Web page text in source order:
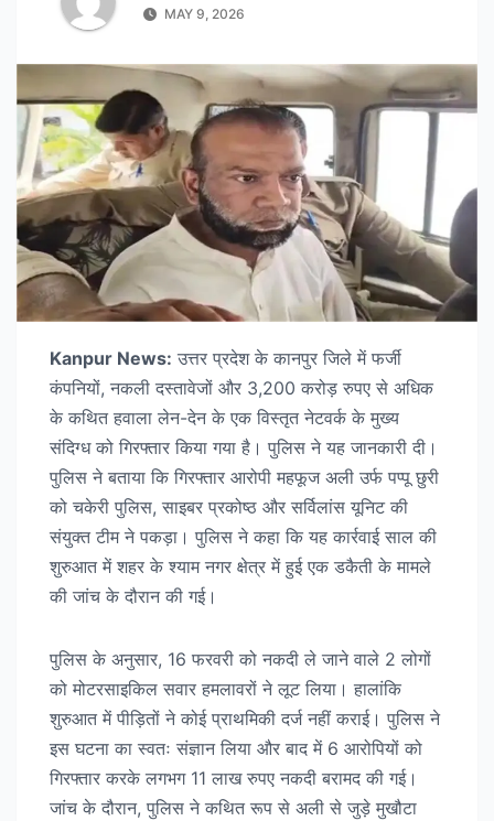
MAY 9, 2026
Kanpur News: उत्तर प्रदेश के कानपुर जिले में फर्जी
कंपनियों, नकली दस्तावेजों और 3,200 करोड़ रुपए से अधिक
के कथित हवाला लेन-देन के एक विस्तृत नेटवर्क के मुख्य
संदिग्ध को गिरफ्तार किया गया है। पुलिस ने यह जानकारी दी।
पुलिस ने बताया कि गिरफ्तार आरोपी महफूज अली उर्फ पप्पू छुरी
को चकेरी पुलिस, साइबर प्रकोष्ठ और सर्विलांस यूनिट की
संयुक्त टीम ने पकड़ा। पुलिस ने कहा कि यह कार्रवाई साल की
शुरुआत में शहर के श्याम नगर क्षेत्र में हुई एक डकैती के मामले
की जांच के दौरान की गई।
पुलिस के अनुसार, 16 फरवरी को नकदी ले जाने वाले 2 लोगों
को मोटरसाइकिल सवार हमलावरों ने लूट लिया। हालांकि
शुरुआत में पीड़ितों ने कोई प्राथमिकी दर्ज नहीं कराई। पुलिस ने
इस घटना का स्वतः संज्ञान लिया और बाद में 6 आरोपियों को
गिरफ्तार करके लगभग 11 लाख रुपए नकदी बरामद की गई।
जांच के दौरान, पुलिस ने कथित रूप से अली से जुड़े मुखौटा